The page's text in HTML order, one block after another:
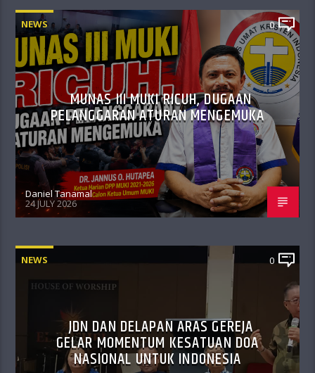
NEWS 0
MUNAS III MUKI RICUH, DUGAAN
PELANGGARAN ATURAN MENGEMUKA
Daniel Tanamal
24 JULY 2026
NEWS 0
JDN DAN DELAPAN ARAS GEREJA
GELAR MOMENTUM KESATUAN DOA
NASIONAL UNTUK INDONESIA